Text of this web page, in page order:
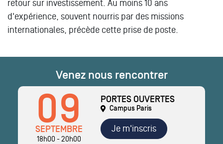
retour sur investissement. Au moins 10 ans
d'expérience, souvent nourris par des missions
internationales, précède cette prise de poste.
Venez nous rencontrer
09
SEPTEMBRE
18h00 - 20h00
PORTES OUVERTES
Campus Paris
Je m'inscris